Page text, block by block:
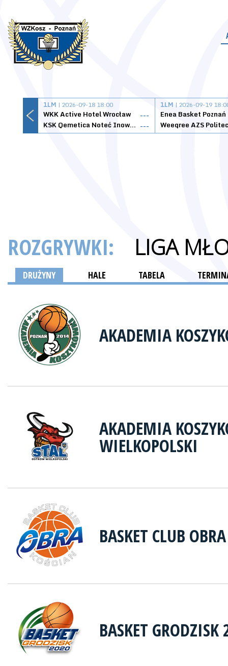
1LM | 2026-09-18 18:00
WKK Active Hotel Wrocław
---
KSK Qemetica Noteć Inowrocław ---
1LM | 2026-09-19
Enea Basket Poznań
ROZGRYWKI: LIGA
DRUŻYNY HALE TABELA
AKADEMIA
AKADEMIA
WIELKOPOLSKI
BASKET CLUB
BASKET GRODZISK